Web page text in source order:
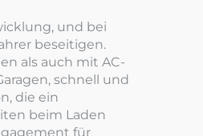
und bei
beseitigen.
als auch mit AC-
schnell und
die ein
beim Laden
für